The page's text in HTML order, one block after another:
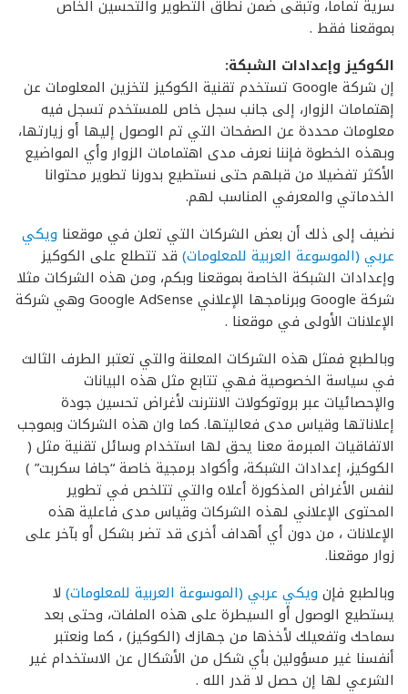
سرية تماما، وتبقى ضمن نطاق التطوير والتحسين الخاص
بموقعنا فقط .
الكوكيز وإعدادات الشبكة:
إن شركة Google تستخدم تقنية الكوكيز لتخزين المعلومات عن
إهتمامات الزوار، إلى جانب سجل خاص للمستخدم تسجل فيه
معلومات محددة عن الصفحات التي تم الوصول إليها أو زيارتها،
وبهذه الخطوة فإننا نعرف مدى اهتمامات الزوار وأي المواضيع
الأكثر تفضيلا من قبلهم حتى نستطيع بدورنا تطوير محتوانا
الخدماتي والمعرفي المناسب لهم.
نضيف إلى ذلك أن بعض الشركات التي تعلن في موقعنا ويكي
عربي (الموسوعة العربية للمعلومات) قد تتطلع على الكوكيز
وإعدادات الشبكة الخاصة بموقعنا وبكم، ومن هذه الشركات مثلا
شركة Google وبرنامجها الإعلاني Google AdSense وهي شركة
الإعلانات الأولى في موقعنا .
وبالطبع فمثل هذه الشركات المعلنة والتي تعتبر الطرف الثالث
في سياسة الخصوصية فهي تتابع مثل هذه البيانات
والإحصائيات عبر بروتوكولات الانترنت لأغراض تحسين جودة
إعلاناتها وقياس مدى فعاليتها. كما وان هذه الشركات وبموجب
الاتفاقيات المبرمة معنا يحق لها استخدام وسائل تقنية مثل (
الكوكيز، إعدادات الشبكة، وأكواد برمجية خاصة “جافا سكربت” )
لنفس الأغراض المذكورة أعلاه والتي تتلخص في تطوير
المحتوى الإعلاني لهذه الشركات وقياس مدى فاعلية هذه
الإعلانات ، من دون أي أهداف أخرى قد تضر بشكل أو بآخر على
زوار موقعنا.
وبالطبع فإن ويكي عربي (الموسوعة العربية للمعلومات) لا
يستطيع الوصول أو السيطرة على هذه الملفات، وحتى بعد
سماحك وتفعيلك لأخذها من جهازك (الكوكيز) ، كما ونعتبر
أنفسنا غير مسؤولين بأي شكل من الأشكال عن الاستخدام غير
الشرعي لها إن حصل لا قدر الله .